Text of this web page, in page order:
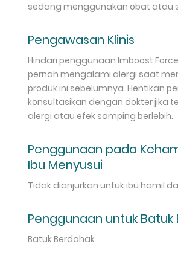
sedang menggunakan obat atau
Pengawasan Klinis
Hindari penggunaan Imboost
pernah mengalami alergi saat
produk ini sebelumnya. Hentikan
konsultasikan dengan dokter jika
alergi atau efek samping berlebih.
Penggunaan pada
Ibu Menyusui
Tidak dianjurkan untuk ibu hamil
Penggunaan untuk Batuk
Batuk Berdahak